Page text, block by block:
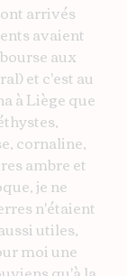
arrivés
avaient
aux
et c'est au
à Liège que
cornaline,
ambre et
je ne
n'étaient
utiles,
moi une